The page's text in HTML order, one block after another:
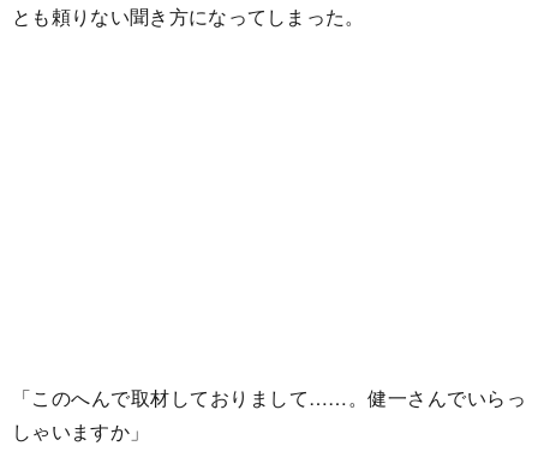
とも頼りない聞き方になってしまった。
「このへんで取材しておりまして……。健一さんでいらっ
しゃいますか」